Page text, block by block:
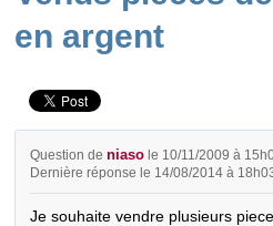
en argent
Question deniaso le 10/11/2009 à
Dernière réponse le 14/08/2014 à
Je souhaite vendre plusieurs